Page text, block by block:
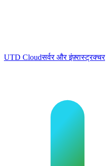
UTD Cloudसर्वर और इंफ़्रास्ट्रक्चर